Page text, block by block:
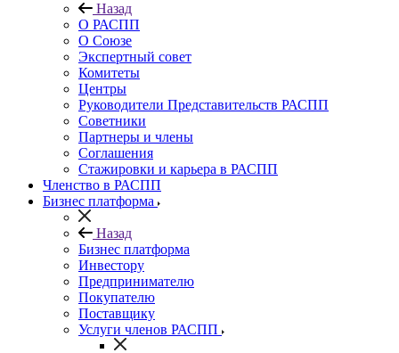
Назад
О РАСПП
О Союзе
Экспертный совет
Комитеты
Центры
Руководители Представительств РАСПП
Советники
Партнеры и члены
Соглашения
Стажировки и карьера в РАСПП
Членство в РАСПП
Бизнес платформа
Назад
Бизнес платформа
Инвестору
Предпринимателю
Покупателю
Поставщику
Услуги членов РАСПП